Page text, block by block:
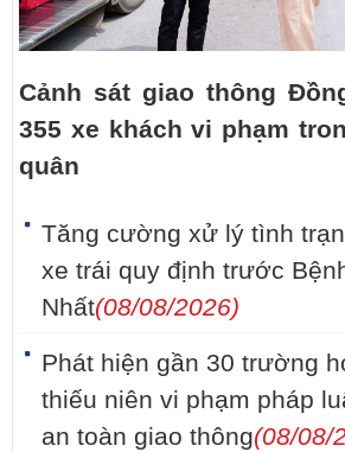
Cảnh sát giao thông
355 xe khách vi phạm
quân
Tăng cường xử lý tình
xe trái quy định trước
Nhất(08/08/2026)
Phát hiện gần 30 trường
thiếu niên vi phạm pháp
an toàn giao thông(08/08/